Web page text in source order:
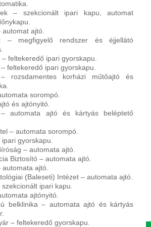
– szekcionált ipari kapu, automat
automat ajtó.
– megfigyelő rendszer és éjjellátó
– feltekeredő ipari gyorskapu.
feltekeredő ipari gyorskapu.
rozsdamentes korházi műtőajtó és
sorompó.
és ajtónyitó.
– automata ajtó és kártyás beléptető
– automata sorompó.
gyorskapu.
– automata ajtó.
Biztosító – automata ajtó.
automata ajtó.
(Baleseti) Intézet – automata ajtó.
ipari kapu.
ajtónyitó.
belklinika – automata ajtó és kártyás
– feltekeredő gyorskapu.